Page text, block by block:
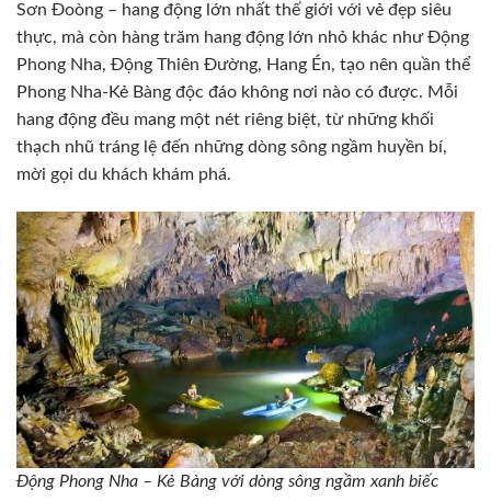
Sơn Đoòng – hang động lớn nhất thế giới với vẻ đẹp siêu
thực, mà còn hàng trăm hang động lớn nhỏ khác như Động
Phong Nha, Động Thiên Đường, Hang Én, tạo nên quần thể
Phong Nha-Kẻ Bàng độc đáo không nơi nào có được. Mỗi
hang động đều mang một nét riêng biệt, từ những khối
thạch nhũ tráng lệ đến những dòng sông ngầm huyền bí,
mời gọi du khách khám phá.
Động Phong Nha – Kẻ Bàng với dòng sông ngầm xanh biếc